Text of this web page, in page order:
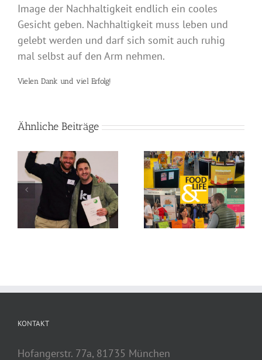
Image der Nachhaltigkeit endlich ein cooles
Gesicht geben. Nachhaltigkeit muss leben und
gelebt werden und darf sich somit auch ruhig
mal selbst auf den Arm nehmen.
Vielen Dank und viel Erfolg!
Ähnliche Beiträge
KONTAKT
Hofangerstr. 77a, 81735 München